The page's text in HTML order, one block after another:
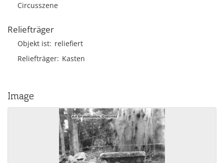
Circusszene
Reliefträger
Objekt ist reliefiert
Reliefträger Kasten
Image